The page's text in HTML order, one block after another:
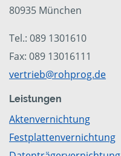
80935 München
Tel.: 089 1301610
Fax: 089 13016111
vertrieb@rohprog.de
Leistungen
Aktenvernichtung
Festplattenvernichtung